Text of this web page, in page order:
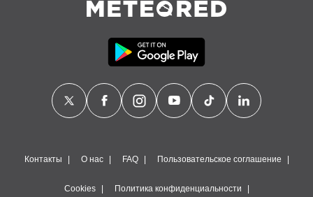
Контакты О нас FAQ Пользовательское соглашение
Cookies Политика конфиденциальности